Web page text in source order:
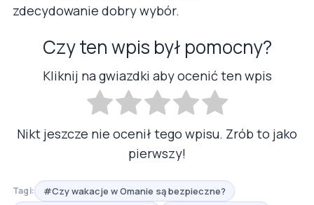
zdecydowanie dobry wybór.
Czy ten wpis był pomocny?
Kliknij na gwiazdki aby ocenić ten wpis
Nikt jeszcze nie ocenił tego wpisu. Zrób to jako
pierwszy!
Tagi:
#Czy wakacje w Omanie są bezpieczne?